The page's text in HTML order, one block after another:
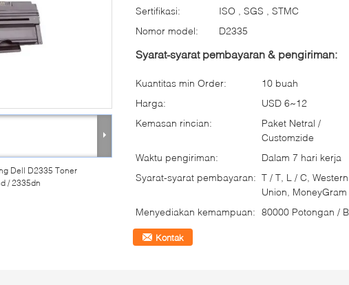
Dell D2335 Toner
/ 2335dn
Sertifikasi:
ISO , SGS , STMC
Nomor model:
D2335
Syarat-syarat pembayaran & pengiriman:
Kuantitas min Order:
10 buah
Harga:
USD 6~12
Kemasan rincian:
Paket Netral /
Customzide
Waktu pengiriman:
Dalam 7 hari kerja
Syarat-syarat pembayaran: T / T, L / C, Western
Union, MoneyGram
Menyediakan kemampuan: 80000 Potongan /
Kontak